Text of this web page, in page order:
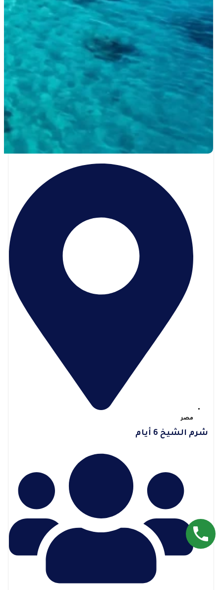
مصر
شرم الشيخ 6 أيام